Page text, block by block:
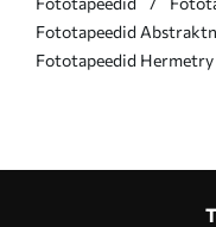
Fototapeedid
Fototapeedid